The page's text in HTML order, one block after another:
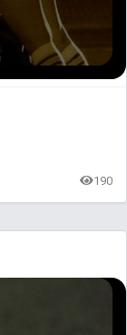
190